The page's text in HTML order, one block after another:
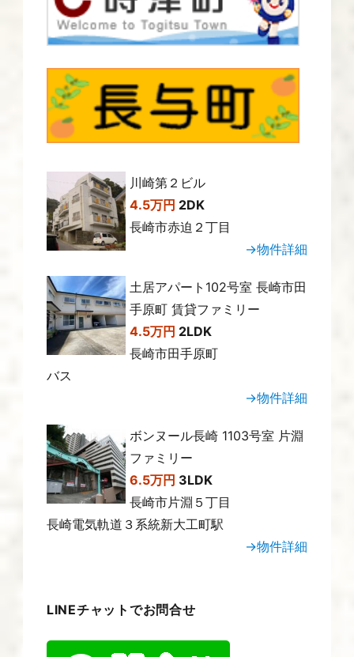
川崎第２ビル
4.5万円 2DK
長崎市赤迫２丁目
→物件詳細
土居アパート102号室 長崎市田
手原町 賃貸ファミリー
4.5万円 2LDK
長崎市田手原町
バス
→物件詳細
ボンヌール長崎 1103号室 片淵
ファミリー
6.5万円 3LDK
長崎市片淵５丁目
長崎電気軌道３系統新大工町駅
→物件詳細
LINEチャットでお問合せ